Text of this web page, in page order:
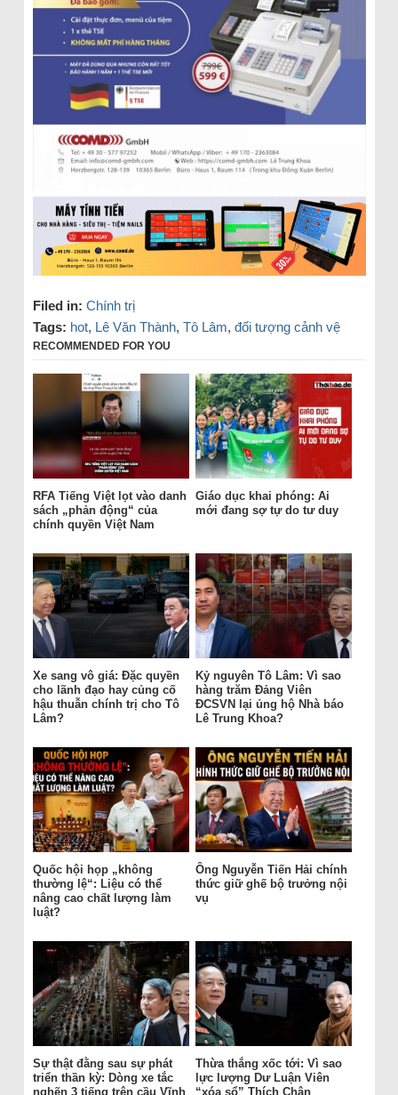
Filed in: Chính trị
Tags: hot, Lê Văn Thành, Tô Lâm, đối tượng cảnh vệ
RECOMMENDED FOR YOU
RFA Tiếng Việt lọt vào danh
sách „phản động“ của
chính quyền Việt Nam
Giáo dục khai phóng: Ai
mới đang sợ tự do tư duy
Xe sang vô giá: Đặc quyền
cho lãnh đạo hay củng cố
hậu thuẫn chính trị cho Tô
Lâm?
Kỷ nguyên Tô Lâm: Vì sao
hàng trăm Đảng Viên
ĐCSVN lại ủng hộ Nhà báo
Lê Trung Khoa?
Quốc hội họp „không
thường lệ“: Liệu có thể
nâng cao chất lượng làm
luật?
Ông Nguyễn Tiến Hải chính
thức giữ ghế bộ trưởng nội
vụ
Sự thật đằng sau sự phát
triển thần kỳ: Dòng xe tắc
nghẽn 3 tiếng trên cầu Vĩnh
Thừa thắng xốc tới: Vì sao
lực lượng Dư Luận Viên
“xóa sổ” Thích Chân